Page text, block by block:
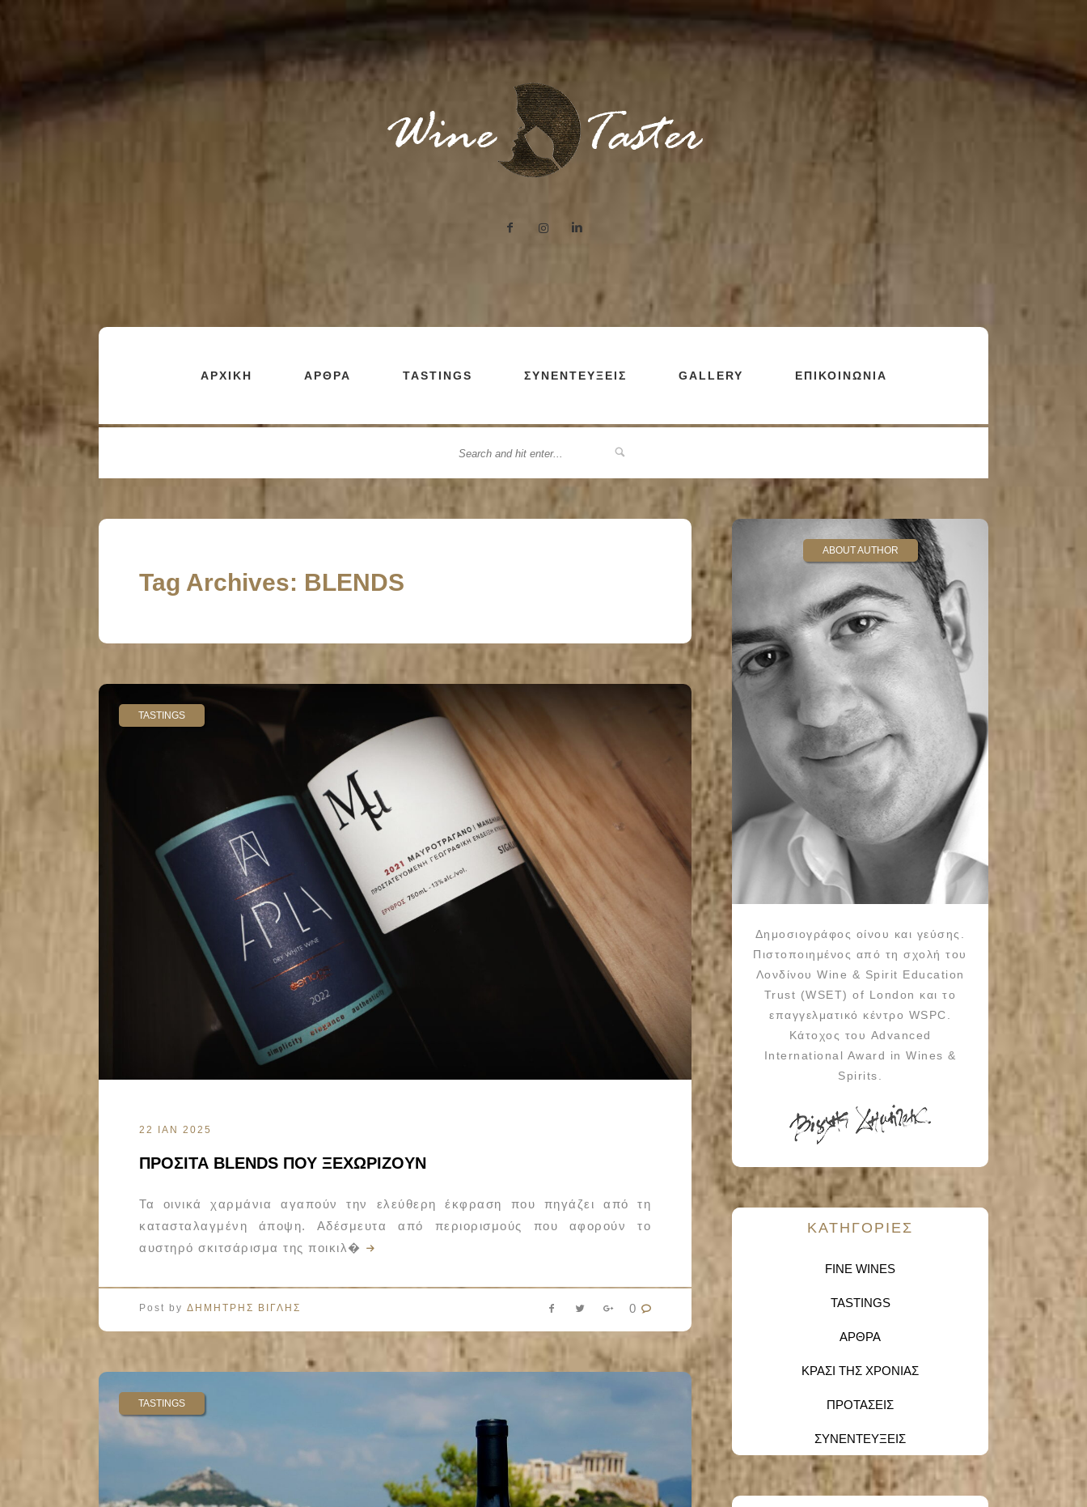
ΑΡΧΙΚΗ ΑΡΘΡΑ TASTINGS ΣΥΝΕΝΤΕΥΞΕΙΣ GALLERY ΕΠΙΚΟΙΝΩΝΙΑ
Tag Archives: BLENDS
TASTINGS
22 ΙΑΝ 2025
ΠΡΟΣΙΤΑ BLENDS ΠΟΥ ΞΕΧΩΡΙZOYN
Τα οινικά χαρμάνια αγαπούν την ελεύθερη έκφραση που πηγάζει από τη
κατασταλαγμένη άποψη. Αδέσμευτα από περιορισμούς που αφορούν το
αυστηρό σκιτσάρισμα της ποικιλ�
Post by ΔΗΜΗΤΡΗΣ ΒΙΓΛΗΣ 0
TASTINGS
ABOUT AUTHOR
Δημοσιογράφος οίνου και γεύσης.
Πιστοποιημένος από τη σχολή του
Λονδίνου Wine & Spirit Education
Trust (WSET) of London και το
επαγγελματικό κέντρο WSPC.
Κάτοχος του Advanced
International Award in Wines &
Spirits.
KΑΤΗΓΟΡΙΕΣ
FINE WINES
TASTINGS
ΑΡΘΡΑ
ΚΡΑΣΙ ΤΗΣ ΧΡΟΝΙΑΣ
ΠΡΟΤΑΣΕΙΣ
ΣΥΝΕΝΤΕΥΞΕΙΣ